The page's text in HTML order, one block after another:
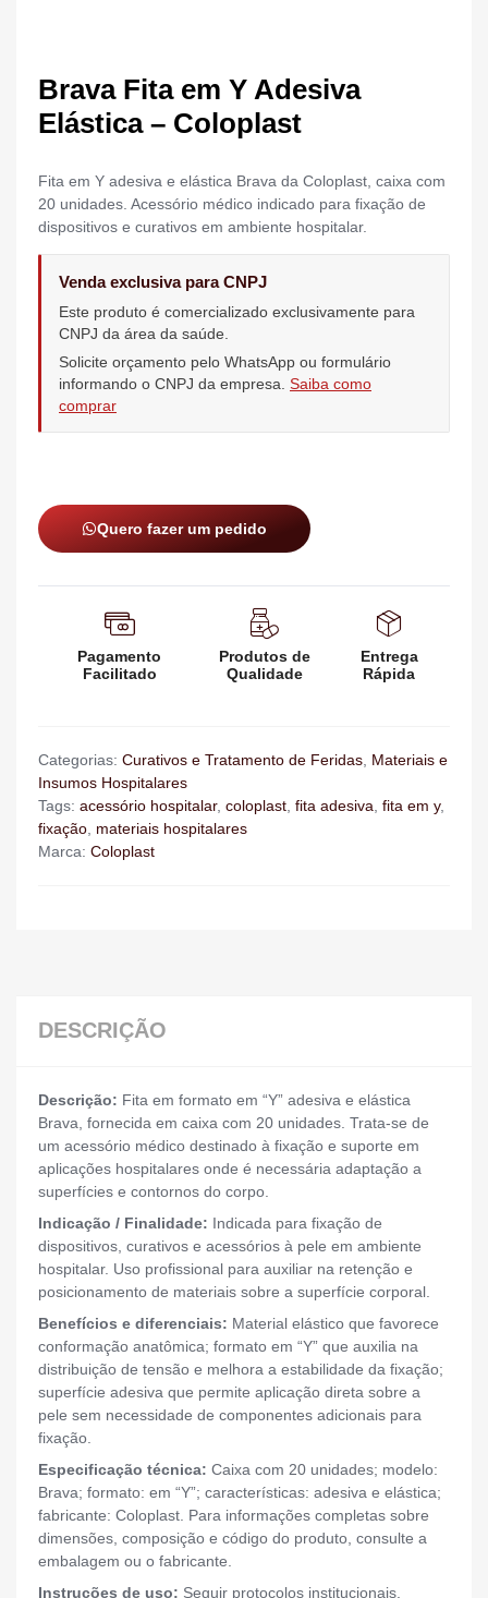
Brava Fita em Y Adesiva
Elástica – Coloplast
Fita em Y adesiva e elástica Brava da Coloplast, caixa com
20 unidades. Acessório médico indicado para fixação de
dispositivos e curativos em ambiente hospitalar.
Venda exclusiva para CNPJ
Este produto é comercializado exclusivamente para
CNPJ da área da saúde.
Solicite orçamento pelo WhatsApp ou formulário
informando o CNPJ da empresa. Saiba como
comprar
Quero fazer um pedido
Pagamento
Facilitado
Produtos de
Qualidade
Entrega
Rápida
Categorias: Curativos e Tratamento de Feridas, Materiais e
Insumos Hospitalares
Tags: acessório hospitalar, coloplast, fita adesiva, fita em y,
fixação, materiais hospitalares
Marca: Coloplast
DESCRIÇÃO
Descrição: Fita em formato em “Y” adesiva e elástica
Brava, fornecida em caixa com 20 unidades. Trata-se de
um acessório médico destinado à fixação e suporte em
aplicações hospitalares onde é necessária adaptação a
superfícies e contornos do corpo.
Indicação / Finalidade: Indicada para fixação de
dispositivos, curativos e acessórios à pele em ambiente
hospitalar. Uso profissional para auxiliar na retenção e
posicionamento de materiais sobre a superfície corporal.
Benefícios e diferenciais: Material elástico que favorece
conformação anatômica; formato em “Y” que auxilia na
distribuição de tensão e melhora a estabilidade da fixação;
superfície adesiva que permite aplicação direta sobre a
pele sem necessidade de componentes adicionais para
fixação.
Especificação técnica: Caixa com 20 unidades; modelo:
Brava; formato: em “Y”; características: adesiva e elástica;
fabricante: Coloplast. Para informações completas sobre
dimensões, composição e código do produto, consulte a
embalagem ou o fabricante.
Instruções de uso: Seguir protocolos institucionais.